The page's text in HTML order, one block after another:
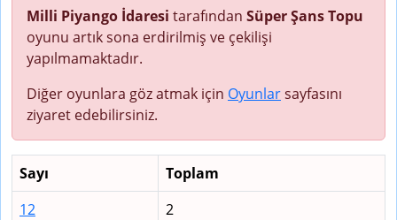
Milli Piyango İdaresi tarafından Süper Şans Topu
oyunu artık sona erdirilmiş ve çekilişi
yapılmamaktadır.
Diğer oyunlara göz atmak için Oyunlarsayfasını
ziyaret edebilirsiniz.
Sayı
Toplam
12
2